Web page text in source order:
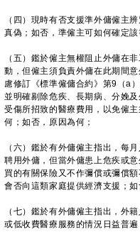
（四）現時有否支援準外傭僱主
真偽；如否，準僱主可如何確定該
（五）鑑於僱主無權阻止外傭在
動，但僱主須負責外傭在此期間
慮修訂《標準僱傭合約》第9（a
並明確剔除危疾、長期病、分娩
受傷所招致的醫療費用，以免僱
何；如否，原因為何；
（六）鑑於有外傭僱主指出，每
聘用外傭，但當外傭患上危疾或
買的有關保險又不作彌償或彌償
會否向這類家庭提供經濟支援；
（七）鑑於有外傭僱主指出，外
或低收費醫療服務的情況日益普